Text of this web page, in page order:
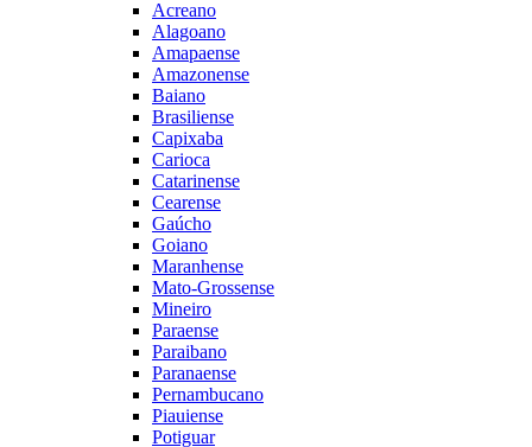
Acreano
Alagoano
Amapaense
Amazonense
Baiano
Brasiliense
Capixaba
Carioca
Catarinense
Cearense
Gaúcho
Goiano
Maranhense
Mato-Grossense
Mineiro
Paraense
Paraibano
Paranaense
Pernambucano
Piauiense
Potiguar